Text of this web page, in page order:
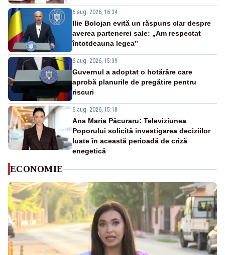
6 aug. 2026, 16:34
Ilie Bolojan evită un răspuns clar despre
averea partenerei sale: „Am respectat
întotdeauna legea”
6 aug. 2026, 15:39
Guvernul a adoptat o hotărâre care
aprobă planurile de pregătire pentru
riscuri
6 aug. 2026, 15:18
Ana Maria Păcuraru: Televiziunea
Poporului solicită investigarea deciziilor
luate în această perioadă de criză
enegetică
ECONOMIE